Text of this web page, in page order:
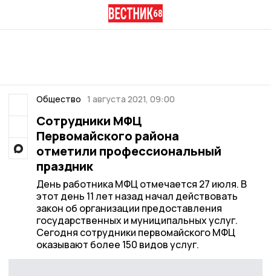
Общество 1 августа 2021, 09:00
Сотрудники МФЦ
Первомайского района
отметили профессиональный
праздник
День работника МФЦ отмечается 27 июля. В
этот день 11 лет назад начал действовать
закон об организации предоставления
государственных и муниципальных услуг.
Сегодня сотрудники первомайского МФЦ
оказывают более 150 видов услуг.